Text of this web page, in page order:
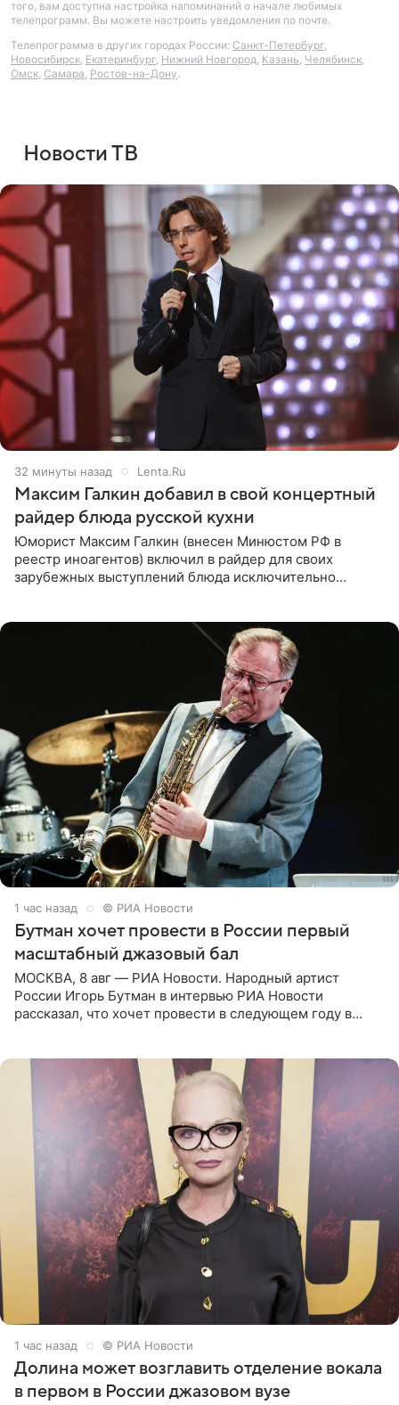
того, вам доступна настройка напоминаний о начале любимых
телепрограмм. Вы можете настроить уведомления по почте.
Телепрограмма в других городах России: Санкт-Петербург,
Новосибирск, Екатеринбург, Нижний Новгород, Казань, Челябинск,
Омск, Самара, Ростов-на-Дону.
Новости ТВ
32 минуты назад Lenta.Ru
Максим Галкин добавил в свой концертный
райдер блюда русской кухни
Юморист Максим Галкин (внесен Минюстом РФ в
реестр иноагентов) включил в райдер для своих
зарубежных выступлений блюда исключительно
1 час назад © РИА Новости
Бутман хочет провести в России первый
масштабный джазовый бал
МОСКВА, 8 авг — РИА Новости. Народный артист
России Игорь Бутман в интервью РИА Новости
рассказал, что хочет провести в следующем году в
1 час назад © РИА Новости
Долина может возглавить отделение вокала
в первом в России джазовом вузе